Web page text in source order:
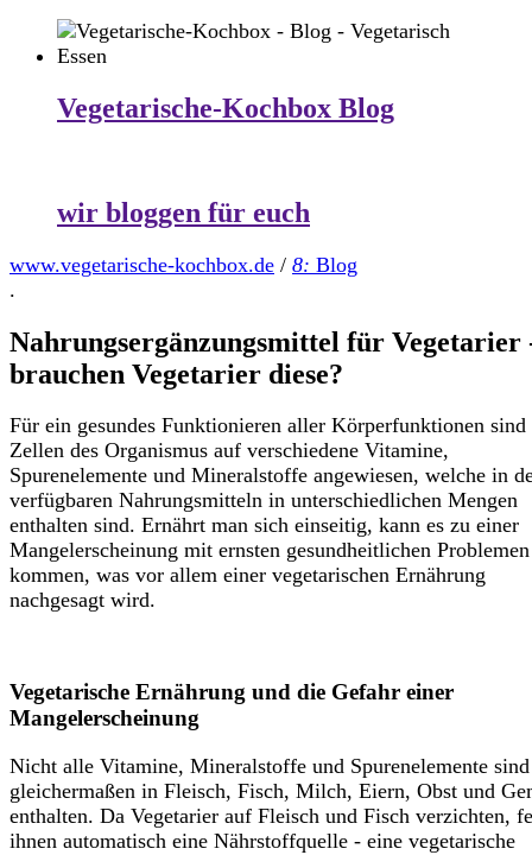
Vegetarische-Kochbox Blog
wir bloggen für euch
www.vegetarische-kochbox.de / 8: Blog
.
Nahrungsergänzungsmittel für Vegetarier
brauchen Vegetarier diese?
Für ein gesundes Funktionieren aller Körperfunktionen sind
Zellen des Organismus auf verschiedene Vitamine,
Spurenelemente und Mineralstoffe angewiesen, welche in
verfügbaren Nahrungsmitteln in unterschiedlichen Mengen
enthalten sind. Ernährt man sich einseitig, kann es zu einer
Mangelerscheinung mit ernsten gesundheitlichen Problemen
kommen, was vor allem einer vegetarischen Ernährung
nachgesagt wird.
Vegetarische Ernährung und die Gefahr einer
Mangelerscheinung
Nicht alle Vitamine, Mineralstoffe und Spurenelemente sind
gleichermaßen in Fleisch, Fisch, Milch, Eiern, Obst und
enthalten. Da Vegetarier auf Fleisch und Fisch verzichten,
ihnen automatisch eine Nährstoffquelle - eine vegetarische